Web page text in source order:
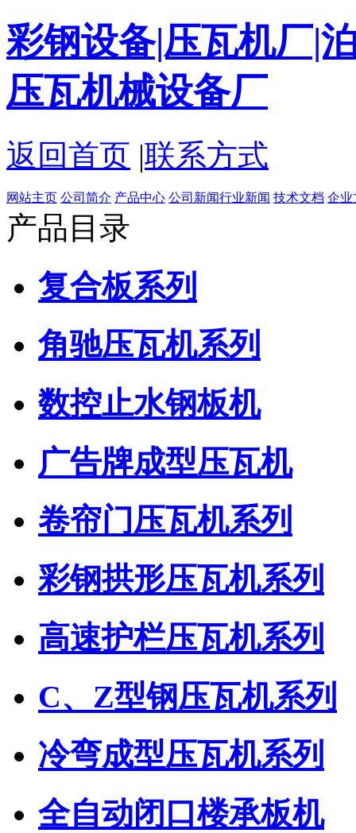
彩钢设备|压瓦机厂|
压瓦机械设备厂
返回首页 |联系方式
网站主页 公司简介 产品中心 公司新闻行业新闻 技术文档 企业
产品目录
复合板系列
角驰压瓦机系列
数控止水钢板机
广告牌成型压瓦机
卷帘门压瓦机系列
彩钢拱形压瓦机系列
高速护栏压瓦机系列
C、Z型钢压瓦机系列
冷弯成型压瓦机系列
全自动闭口楼承板机